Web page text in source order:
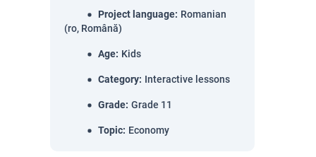
Project language: Romanian
(ro, Română)
Age: Kids
Category: Interactive lessons
Grade: Grade 11
Topic: Economy